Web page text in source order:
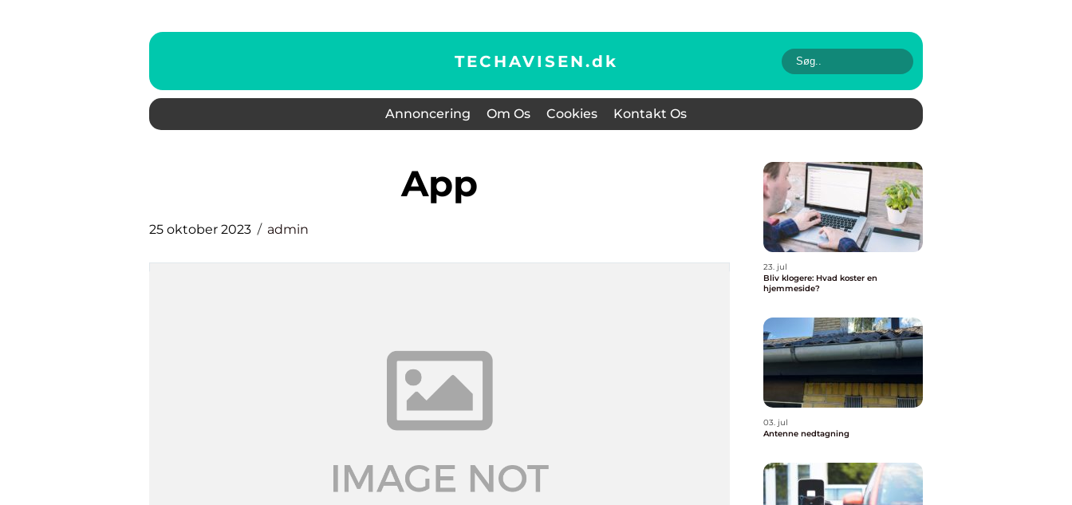
TECHAVISEN.dk
Annoncering Om Os Cookies Kontakt Os
app
25 oktober 2023 admin
23. jul
Bliv klogere: Hvad koster en
hjemmeside?
03. jul
Antenne nedtagning